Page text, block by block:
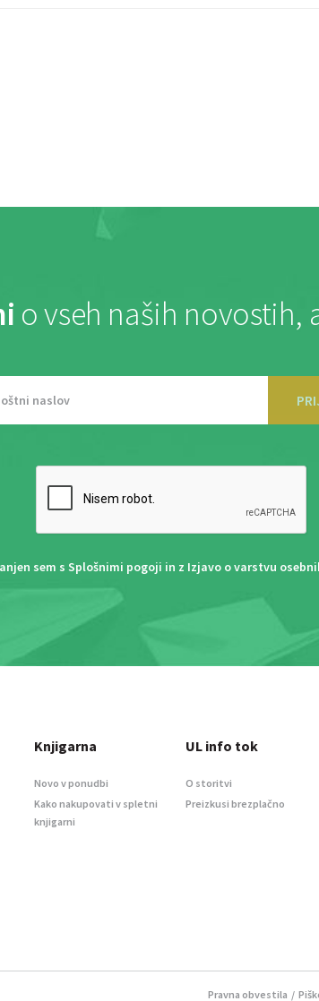
o vseh naših
sem s Splošnimi pogoji in z Izjavo o varstvu
Knjigarna
Novo v ponudbi
Kako nakupovati v spletni
knjigarni
UL info tok
O storitvi
Preizkusi brezplačno
Pravna obvestila /